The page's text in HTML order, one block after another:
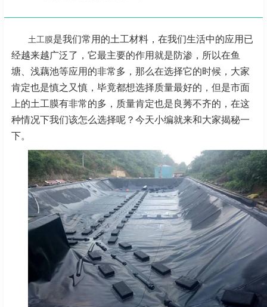
土工膜是我们常用的土工材料，在我们生活中的应用已
经越来越广泛了，它最主要的作用就是防渗，所以在鱼
塘、浅藕池等应用的非常多，那么在选择它的时候，大家
肯定也是慎之又慎，毕竟都想选择质量最好的，但是市面
上的土工膜有非常的多，质量肯定也是良莠不齐的，在这
种情况下我们该怎么选择呢？今天小编就来和大家揭秘一
下。